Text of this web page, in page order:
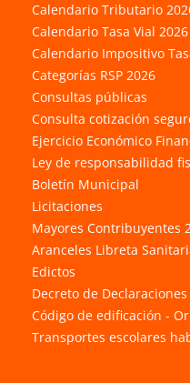
Calendario Tributario
Calendario Tasa Vial 2026
Calendario Impositivo
Categorías RSP 2026
Consultas públicas
Consulta cotización
Ejercicio Económico
Ley de responsabilidad
Boletín Municipal
Licitaciones
Mayores Contribuyentes
Aranceles Libreta
Edictos
Decreto de
Código de edificación -
Transportes escolares